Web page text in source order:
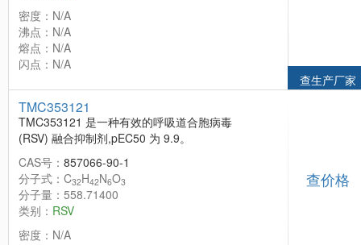
密度：N/A
沸点：N/A
熔点：N/A
闪点：N/A
查生产厂家
TMC353121
TMC353121 是一种有效的呼吸道合胞病毒
(RSV) 融合抑制剂,pEC50 为 9.9。
CAS号： 857066-90-1
分子式：C32H42N6O3
分子量：558.71400
类别： RSV
密度：N/A
查价格